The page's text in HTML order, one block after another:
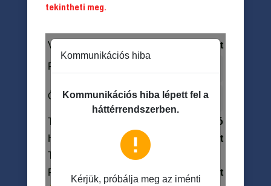
tekintheti meg.